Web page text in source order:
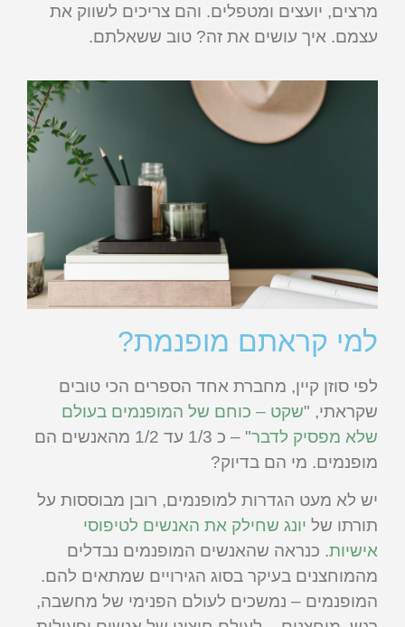
מרצים, יועצים ומטפלים. והם צריכים לשווק את
עצמם. איך עושים את זה? טוב ששאלתם.
למי קראתם מופנמת?
לפי סוזן קיין, מחברת אחד הספרים הכי טובים
שקראתי, "שקט – כוחם של המופנמים בעולם
שלא מפסיק לדבר
" – כ 1/3 עד 1/2 מהאנשים הם
מופנמים. מי הם בדיוק?
יש לא מעט הגדרות למופנמים, רובן מבוססות על
תורתו של יונג שחילק את האנשים לטיפוסי
אישיות. כנראה שהאנשים המופנמים נבדלים
מהמוחצנים בעיקר בסוג הגירויים שמתאים להם.
המופנמים – נמשכים לעולם הפנימי של מחשבה,